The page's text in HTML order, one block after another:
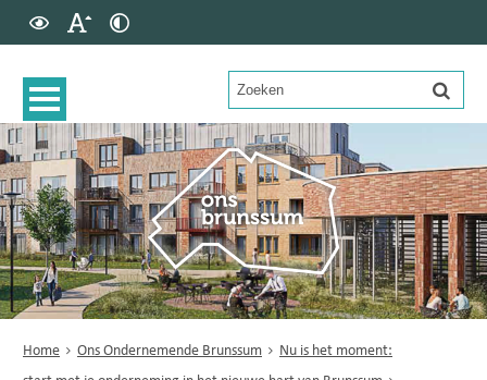
Home Ons Ondernemende Brunssum
Nu is het moment: